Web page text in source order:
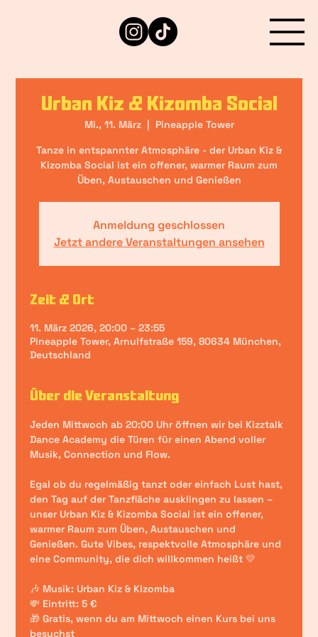
Urban Kiz & Kizomba Social
Mi., 11. März
  |
Pineapple Tower
Tanze in entspannter Atmosphäre - der Urban Kiz &
Kizomba Social ist ein offener, warmer Raum zum
Üben, Austauschen und Genießen
Anmeldung geschlossen
Jetzt andere Veranstaltungen ansehen
Zeit & Ort
11. März 2026, 20:00 – 23:55
Pineapple Tower, Arnulfstraße 159, 80634 München,
Deutschland
Über die Veranstaltung
Jeden Mittwoch ab 20:00 Uhr öffnen wir bei Kizztalk
Dance Academy die Türen für einen Abend voller
Musik, Connection und Flow.
Egal ob du regelmäßig tanzt oder einfach Lust hast,
den Tag auf der Tanzfläche ausklingen zu lassen –
unser Urban Kiz & Kizomba Social ist ein offener,
warmer Raum zum Üben, Austauschen und
Genießen. Gute Vibes, respektvolle Atmosphäre und
eine Community, die dich willkommen heißt 💛
🎶 Musik: Urban Kiz & Kizomba
💸 Eintritt: 5 €
🎁 Gratis, wenn du am Mittwoch einen Kurs bei uns
besuchst